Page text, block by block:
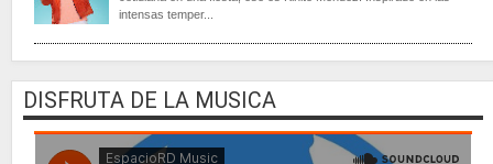
intensas temper...
DISFRUTA DE LA MUSICA